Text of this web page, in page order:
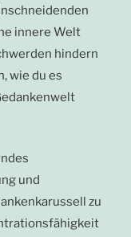
innere Welt
hindern
wie du es
und
zu